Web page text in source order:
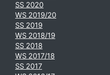
SS 2020
WS 2019/20
SS 2019
WS 2018/19
SS 2018
WS 2017/18
SS 2017